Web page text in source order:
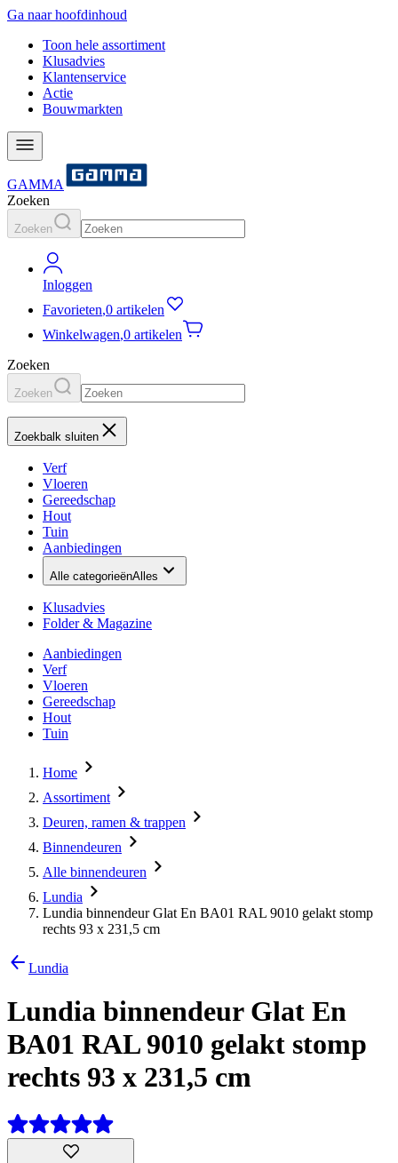
Ga naar hoofdinhoud
Toon hele assortiment
Klusadvies
Klantenservice
Actie
Bouwmarkten
GAMMA
Zoeken
Zoeken
Inloggen
Favorieten,0 artikelen
Winkelwagen,0 artikelen
Zoeken
Zoeken
Zoekbalk sluiten
Verf
Vloeren
Gereedschap
Hout
Tuin
Aanbiedingen
Alle categorieënAlles
Klusadvies
Folder & Magazine
Aanbiedingen
Verf
Vloeren
Gereedschap
Hout
Tuin
Home
Assortiment
Deuren, ramen & trappen
Binnendeuren
Alle binnendeuren
Lundia
Lundia binnendeur Glat En BA01 RAL 9010 gelakt stomp
rechts 93 x 231,5 cm
Lundia
Lundia binnendeur Glat En
BA01 RAL 9010 gelakt stomp
rechts 93 x 231,5 cm